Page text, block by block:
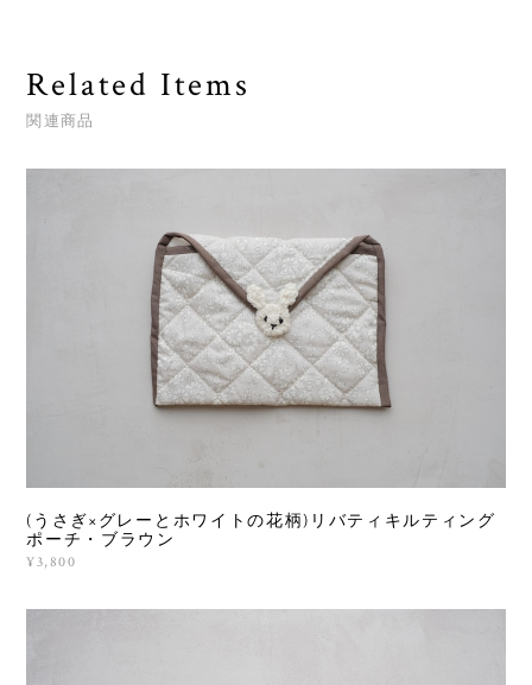
Related Items
関連商品
(うさぎ×グレーとホワイトの花柄)リバティキルティング
ポーチ・ブラウン
¥3,800